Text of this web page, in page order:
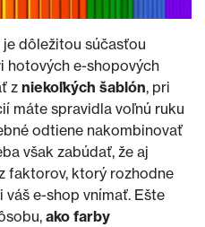
je dôležitou súčasťou
hotových e-shopových
z niekoľkých šablón, pri
máte spravidla voľnú ruku
odtiene nakombinovať
však zabúdať, že aj
faktorov, ktorý rozhodne
e-shop vnímať. Ešte
ako farby